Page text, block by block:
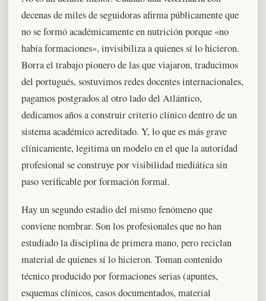
decenas de miles de seguidoras afirma públicamente que
no se formó académicamente en nutrición porque «no
había formaciones», invisibiliza a quienes sí lo hicieron.
Borra el trabajo pionero de las que viajaron, traducimos
del portugués, sostuvimos redes docentes internacionales,
pagamos postgrados al otro lado del Atlántico,
dedicamos años a construir criterio clínico dentro de un
sistema académico acreditado. Y, lo que es más grave
clínicamente, legitima un modelo en el que la autoridad
profesional se construye por visibilidad mediática sin
paso verificable por formación formal.
Hay un segundo estadio del mismo fenómeno que
conviene nombrar. Son los profesionales que no han
estudiado la disciplina de primera mano, pero reciclan
material de quienes sí lo hicieron. Toman contenido
técnico producido por formaciones serias (apuntes,
esquemas clínicos, casos documentados, material